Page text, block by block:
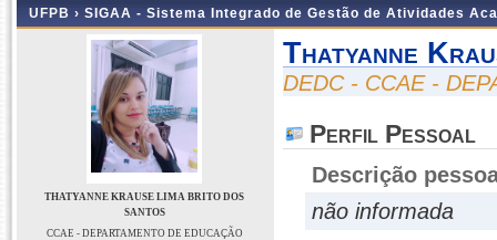
UFPB › SIGAA - Sistema Integrado de Gestão de Atividades
THATYANNE KRAUSE LIMA BRITO DOS
SANTOS
CCAE - DEPARTAMENTO DE EDUCAÇÃO
Thatyanne
DEDC - CCAE -
Perfil Pessoal
Descrição
não informada